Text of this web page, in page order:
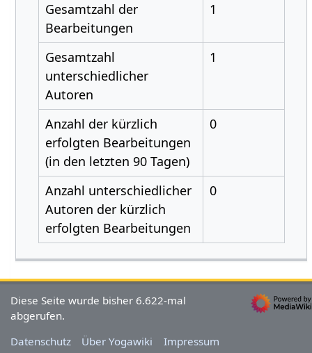
Gesamtzahl der
Bearbeitungen
1
Gesamtzahl
unterschiedlicher
Autoren
1
Anzahl der kürzlich
erfolgten Bearbeitungen
(in den letzten 90 Tagen)
0
Anzahl unterschiedlicher
Autoren der kürzlich
erfolgten Bearbeitungen
0
Diese Seite wurde bisher 6.622-mal
abgerufen.
Datenschutz
Über Yogawiki Impressum